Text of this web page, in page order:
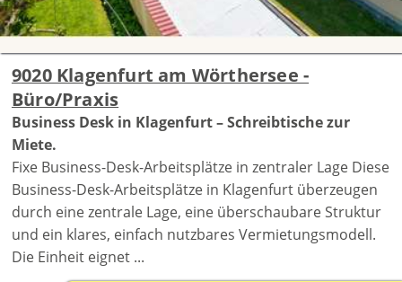
9020 Klagenfurt am Wörthersee -
Büro/Praxis
Business Desk in Klagenfurt – Schreibtische zur
Miete.
Fixe Business-Desk-Arbeitsplätze in zentraler Lage Diese
Business-Desk-Arbeitsplätze in Klagenfurt überzeugen
durch eine zentrale Lage, eine überschaubare Struktur
und ein klares, einfach nutzbares Vermietungsmodell.
Die Einheit eignet ...